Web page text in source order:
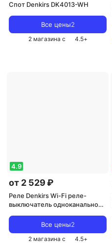
Спот Denkirs DK4013-WH
Все цены2
2 магазина с 4.5+
4.9
от 2 529 ₽
Реле Denkirs Wi-Fi реле-
выключатель одноканальное
RL1001-SMВсе цены2
2 магазина с 4.5+